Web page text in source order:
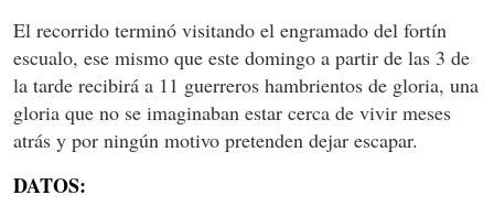
El recorrido terminó visitando el engramado del fortín
escualo, ese mismo que este domingo a partir de las 3 de
la tarde recibirá a 11 guerreros hambrientos de gloria, una
gloria que no se imaginaban estar cerca de vivir meses
atrás y por ningún motivo pretenden dejar escapar.
DATOS: